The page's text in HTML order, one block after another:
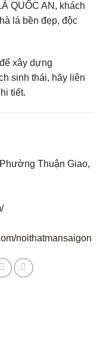
QUỐC AN, khách
lá bền đẹp, độc
xây dựng
sinh thái, hãy liên
tiết.
Thuận Giao,
noithatmansaigon